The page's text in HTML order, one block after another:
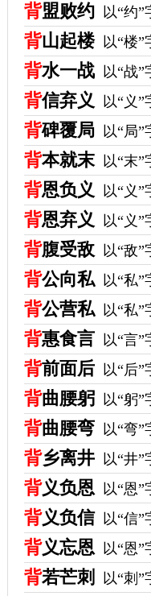
背盟败约 以“约”
背山起楼 以“楼”
背水一战 以“战”
背信弃义 以“义”
背碑覆局 以“局”
背本就末 以“末”
背恩负义 以“义”
背恩弃义 以“义”
背腹受敌 以“敌”
背公向私 以“私”
背公营私 以“私”
背惠食言 以“言”
背前面后 以“后”
背曲腰躬 以“躬”
背曲腰弯 以“弯”
背乡离井 以“井”
背义负恩 以“恩”
背义负信 以“信”
背义忘恩 以“恩”
背若芒刺 以“刺”